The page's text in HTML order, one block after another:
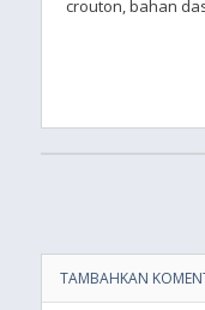
crouton, bahan
TAMBAHKAN